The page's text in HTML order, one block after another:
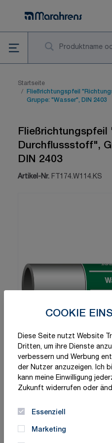
COOKIE
Diese Seite nutzt Website
Dritten, um ihre Dienste
verbessern und Werbung
der Nutzer anzuzeigen. Ich
kann meine Einwilligung
Zukunft widerrufen oder
Essenziell
Marketing
Startseite
/
Fließrichtungspfeil
Gruppe: "Wasser", DIN 2403
Durchflussstoff",
DIN 2403
Artikel-Nr. FT174.W114.KS